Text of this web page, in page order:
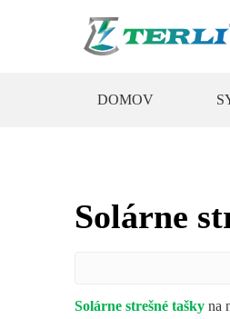
DOMOV
Solárne
Solárne strešné tašky na